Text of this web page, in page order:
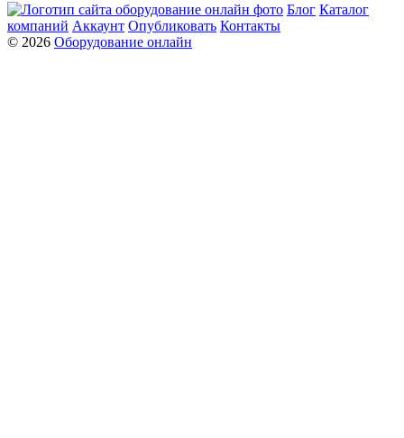
Блог Каталог
компаний Аккаунт Опубликовать Контакты
© 2026 Оборудование онлайн